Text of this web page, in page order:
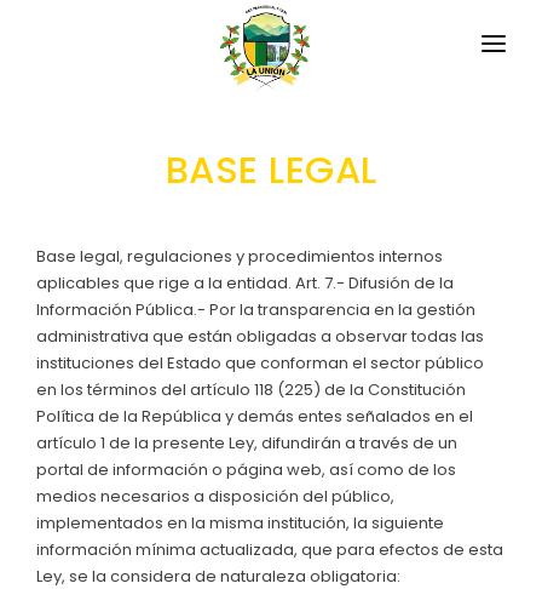
LA PARROQUIA
Datos Generales
Datos Históricos
Símbolos Cívicos
GEOGRAFÍA
Ubicación
Clima
TRANSPARENCIA
GESTIÓN Y PRESUPUESTO
GESTIÓN INSTITUCIONAL
Sesiones Ordinarias
Sesiones Extraordinarias
Resoluciones
Convocatorias
MECANISMOS DE PARTICIPACIÓN
CIUDADANÍA ACTIVA
Solicitud de acceso información pública
TURISMO
BASE LEGAL
Base legal, regulaciones y procedimientos internos
aplicables que rige a la entidad. Art. 7.- Difusión de la
Información Pública.- Por la transparencia en la gestión
administrativa que están obligadas a observar todas las
instituciones del Estado que conforman el sector público
en los términos del artículo 118 (225) de la Constitución
Política de la República y demás entes señalados en el
artículo 1 de la presente Ley, difundirán a través de un
portal de información o página web, así como de los
medios necesarios a disposición del público,
implementados en la misma institución, la siguiente
información mínima actualizada, que para efectos de esta
Ley, se la considera de naturaleza obligatoria: